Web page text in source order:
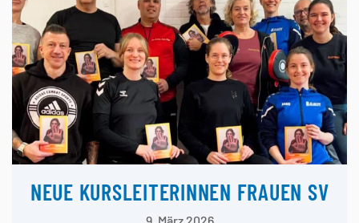
NEUE KURSLEITERINNEN FRAUEN SV
9. März 2026